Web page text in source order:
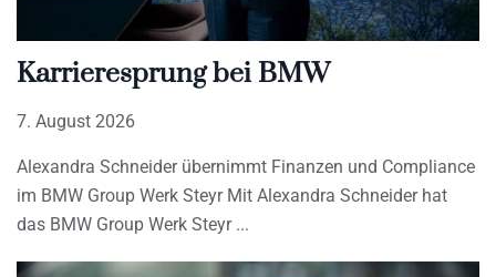
Karrieresprung bei BMW
7. August 2026
Alexandra Schneider übernimmt Finanzen und Compliance
im BMW Group Werk Steyr Mit Alexandra Schneider hat
das BMW Group Werk Steyr